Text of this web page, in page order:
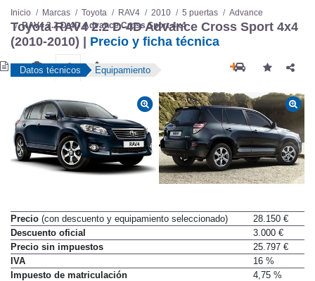
Inicio Marcas Toyota RAV4 2010 5 puertas
Advance
RAV4 2.2 D-4D Advance Cross Sport 4x4
Toyota RAV4 2.2 D-4D Advance Cross Sport 4x4
(2010-2010) | Precio y ficha técnica
Datos técnicos Equipamiento
Precio (con descuento y equipamiento seleccionado)
28.150 €
Descuento oficial
3.000 €
Precio sin impuestos
25.797 €
IVA
16 %
Impuesto de matriculación
4,75 %